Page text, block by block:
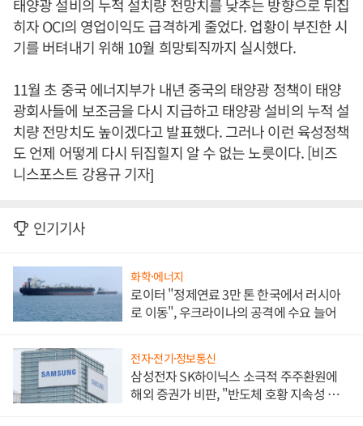
태양광 설비의 누적 설치량 전망치를 낮추는 방향으로 뒤집
히자 OCI의 영업이익도 급격하게 줄었다. 업황이 부진한 시
기를 버텨내기 위해 10월 희망퇴직까지 실시했다.
11월 초 중국 에너지부가 내년 중국의 태양광 정책이 태양
광회사들에 보조금을 다시 지급하고 태양광 설비의 누적 설
치량 전망치도 높이겠다고 발표했다. 그러나 이런 육성정책
도 언제 어떻게 다시 뒤집힐지 알 수 없는 노릇이다. [비즈
니스포스트 강용규 기자]
인기기사
화학·에너지
로이터 "정제연료 3만 톤 한국에서 러시아
로 이동", 우크라이나의 공격에 수요 늘어
전자·전기·정보통신
삼성전자 SK하이닉스 소극적 주주환원에
해외 증권가 비판, "반도체 호황 지속성 의